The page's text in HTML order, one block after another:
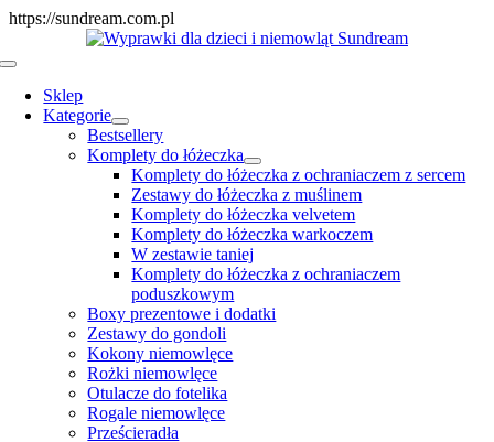
https://sundream.com.pl
to
Toggle
Navigation
Sklep
Kategorie
Bestsellery
Komplety do łóżeczka
Komplety do łóżeczka z ochraniaczem z sercem
Zestawy do łóżeczka z muślinem
Komplety do łóżeczka velvetem
Komplety do łóżeczka warkoczem
W zestawie taniej
Komplety do łóżeczka z ochraniaczem
poduszkowym
Boxy prezentowe i dodatki
Zestawy do gondoli
Kokony niemowlęce
Rożki niemowlęce
Otulacze do fotelika
Rogale niemowlęce
Prześcieradła